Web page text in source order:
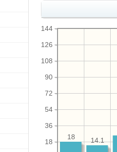
18
36
54
72
90
108
126
144
14.1
18